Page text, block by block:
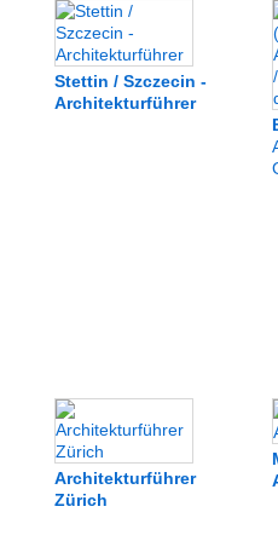
Stettin / Szczecin -
Architekturführer
Architekturführer
Zürich